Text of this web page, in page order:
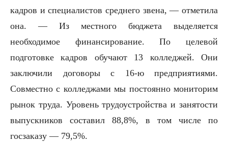
кадров и специалистов среднего звена, — отметила
она. — Из местного бюджета выделяется
необходимое финансирование. По целевой
подготовке кадров обучают 13 колледжей. Они
заключили договоры с 16-ю предприятиями.
Совместно с колледжами мы постоянно мониторим
рынок труда. Уровень трудоустройства и занятости
выпускников составил 88,8%, в том числе по
госзаказу — 79,5%.